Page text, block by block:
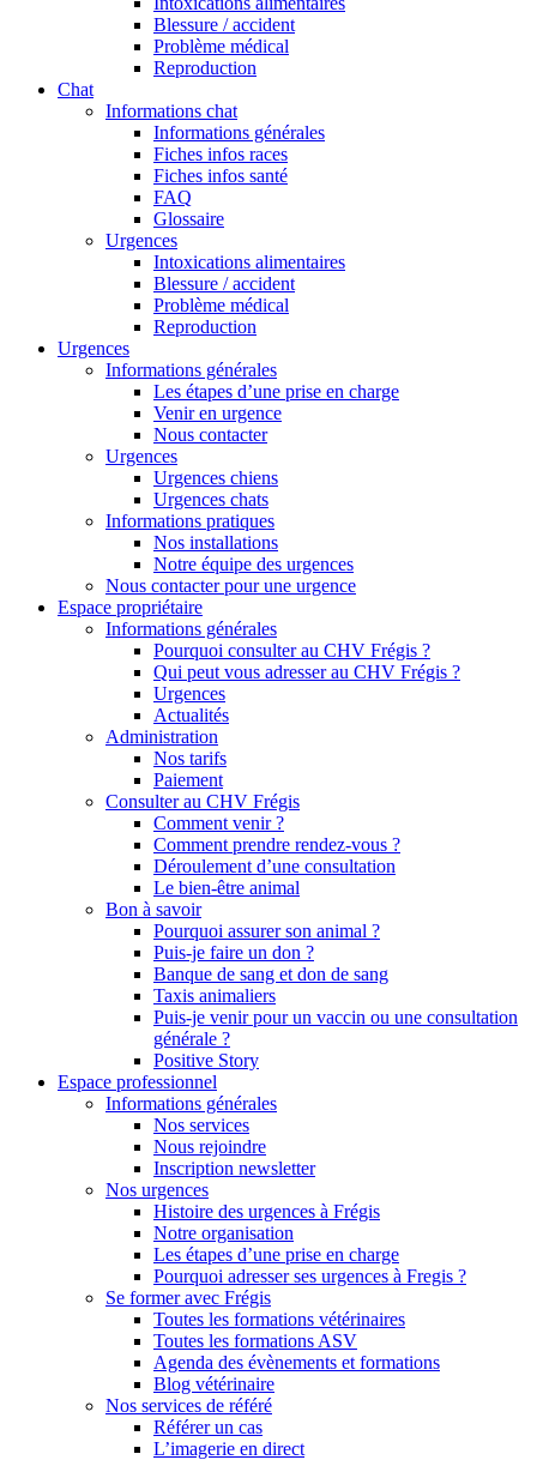
Blessure / accident
Problème médical
Reproduction
Chat
Informations chat
Informations générales
Fiches infos races
Fiches infos santé
FAQ
Glossaire
Urgences
Intoxications alimentaires
Blessure / accident
Problème médical
Reproduction
Urgences
Informations générales
Les étapes d’une prise en charge
Venir en urgence
Nous contacter
Urgences
Urgences chiens
Urgences chats
Informations pratiques
Nos installations
Notre équipe des urgences
Nous contacter pour une urgence
Espace propriétaire
Informations générales
Pourquoi consulter au CHV Frégis ?
Qui peut vous adresser au CHV Frégis ?
Urgences
Actualités
Administration
Nos tarifs
Paiement
Consulter au CHV Frégis
Comment venir ?
Comment prendre rendez-vous ?
Déroulement d’une consultation
Le bien-être animal
Bon à savoir
Pourquoi assurer son animal ?
Puis-je faire un don ?
Banque de sang et don de sang
Taxis animaliers
Puis-je venir pour un vaccin ou une consultation
générale ?
Positive Story
Espace professionnel
Informations générales
Nos services
Nous rejoindre
Inscription newsletter
Nos urgences
Histoire des urgences à Frégis
Notre organisation
Les étapes d’une prise en charge
Pourquoi adresser ses urgences à Fregis ?
Se former avec Frégis
Toutes les formations vétérinaires
Toutes les formations ASV
Agenda des évènements et formations
Blog vétérinaire
Nos services de référé
Référer un cas
L’imagerie en direct